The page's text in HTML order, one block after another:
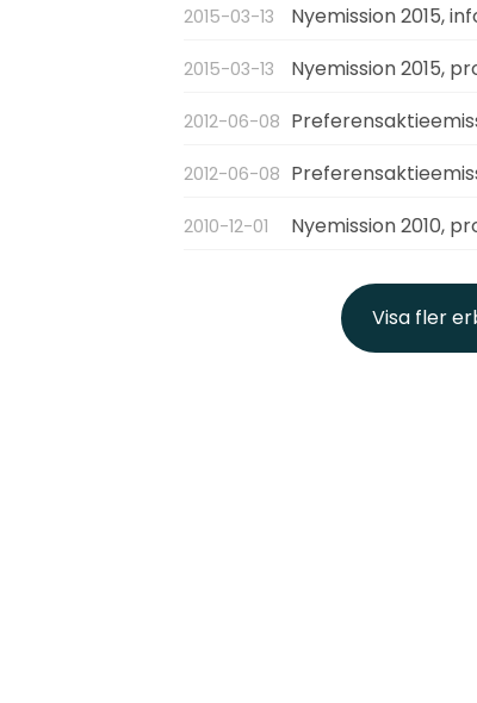
2015-03-13 Nyemission 2015,
2015-03-13 Nyemission 2015,
2012-06-08
2012-06-08
2010-12-01 Nyemission 2010,
Visa fler